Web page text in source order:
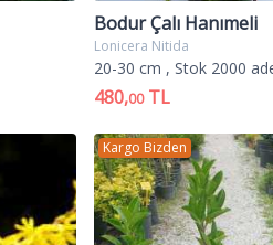
Bodur Çalı Hanımeli
Lonicera Nitida
20-30 cm , Stok 2000
480,00TL
Kargo Bizden